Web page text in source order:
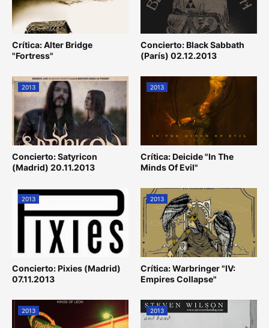
Crítica: Alter Bridge
"Fortress"
Concierto: Black Sabbath
(París) 02.12.2013
2013
Concierto: Satyricon
(Madrid) 20.11.2013
2013
Crítica: Deicide "In The
Minds Of Evil"
2013
Concierto: Pixies (Madrid)
07.11.2013
2013
Crítica: Warbringer "IV:
Empires Collapse"
2013 2013